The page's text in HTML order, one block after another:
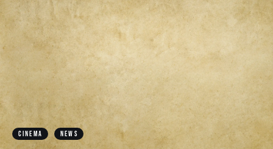
Games
Recensioni
Libri e fumetti
Cercatori
Download
CINEMA NEWS